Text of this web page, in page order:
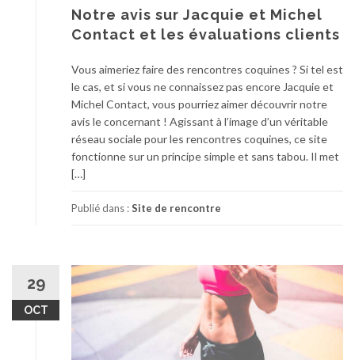
Notre avis sur Jacquie et Michel
Contact et les évaluations clients
Vous aimeriez faire des rencontres coquines ? Si tel est
le cas, et si vous ne connaissez pas encore Jacquie et
Michel Contact, vous pourriez aimer découvrir notre
avis le concernant ! Agissant à l’image d’un véritable
réseau sociale pour les rencontres coquines, ce site
fonctionne sur un principe simple et sans tabou. Il met
[…]
Publié dans :Site de rencontre
29
OCT